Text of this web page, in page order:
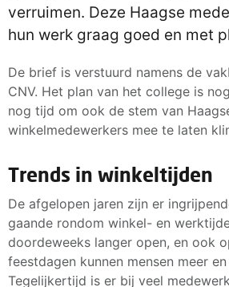
verruimen. Deze Haagse
hun werk graag goed en met
De brief is verstuurd namens de
CNV. Het plan van het college is
nog tijd om ook de stem van
winkelmedewerkers mee te laten
Trends in winkeltijden
De afgelopen jaren zijn er
gaande rondom winkel- en
doordeweeks langer open, en ook
feestdagen kunnen mensen meer
Tegelijkertijd is er bij veel